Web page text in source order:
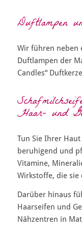
Duftlampen
Wir führen neben
Duftlampen der
Candles“
Haar- und
Tun Sie Ihrer
beruhigend und
Vitamine,
Wirkstoffe, die sie
Darüber hinaus
Haarseifen und
Nähzentren in